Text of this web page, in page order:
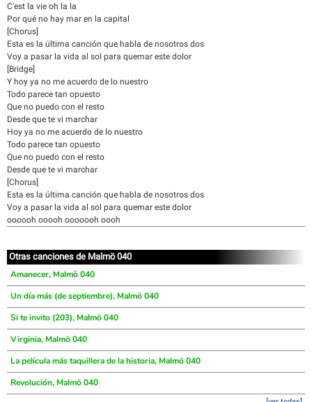
C'est la vie oh la la
Por qué no hay mar en la capital
[Chorus]
Esta es la última canción que habla de nosotros dos
Voy a pasar la vida al sol para quemar este dolor
[Bridge]
Y hoy ya no me acuerdo de lo nuestro
Todo parece tan opuesto
Que no puedo con el resto
Desde que te vi marchar
Hoy ya no me acuerdo de lo nuestro
Todo parece tan opuesto
Que no puedo con el resto
Desde que te vi marchar
[Chorus]
Esta es la última canción que habla de nosotros dos
Voy a pasar la vida al sol para quemar este dolor
oooooh ooooh ooooooh oooh
Otras canciones de Malmö 040
Amanecer, Malmö 040
Un día más (de septiembre), Malmö 040
Si te invito (203), Malmö 040
Virginia, Malmö 040
La película más taquillera de la historia, Malmö 040
Revolución, Malmö 040